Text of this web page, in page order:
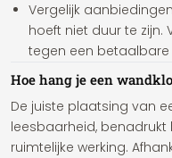
Vergelijk
hoeft niet duur te zijn.
tegen een betaalbare
Hoe hang je een
De juiste plaatsing van
leesbaarheid,
ruimtelijke werking.